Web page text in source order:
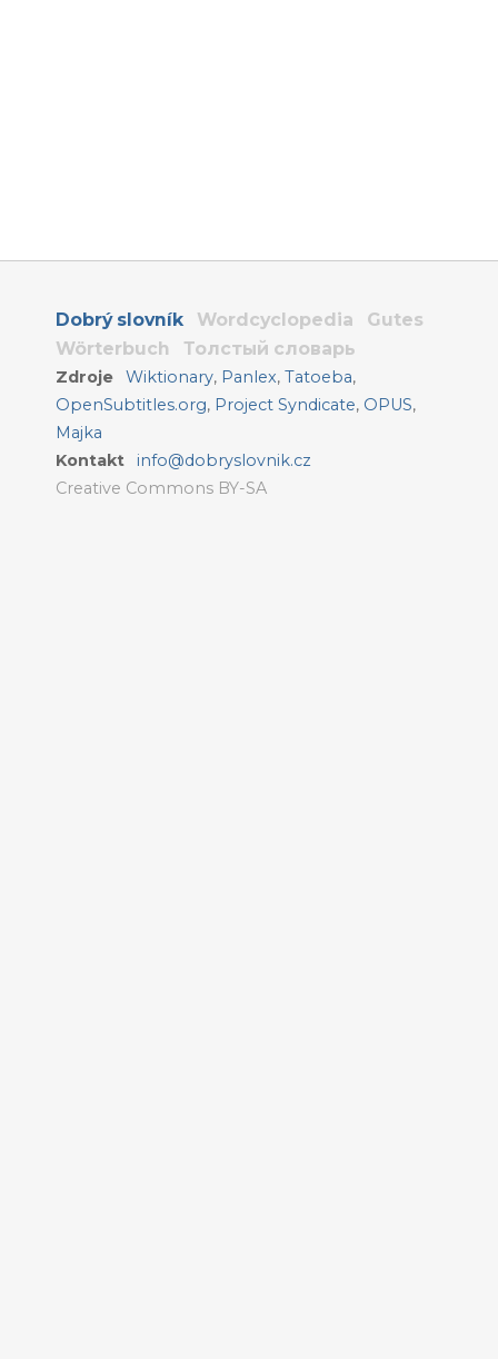
Dobrý slovník Wordcyclopedia
Gutes
Wörterbuch
Толстый словарь
Zdroje Wiktionary, Panlex,Tatoeba,
OpenSubtitles.org, Project Syndicate, OPUS,
Majka
Kontakt
info@dobryslovnik.cz
Creative Commons BY-SA